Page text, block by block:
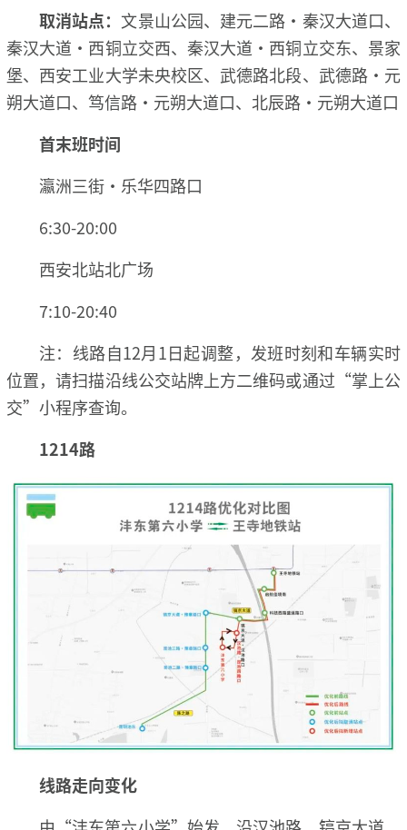
取消站点： 文景山公园、建元二路·秦汉大道口、
秦汉大道·西铜立交西、秦汉大道·西铜立交东、景家
堡、西安工业大学未央校区、武德路北段、武德路·元
朔大道口、笃信路·元朔大道口、北辰路·元朔大道口
首末班时间
瀛洲三街·乐华四路口
6:30-20:00
西安北站北广场
7:10-20:40
注：线路自12月1日起调整，发班时刻和车辆实时
位置，请扫描沿线公交站牌上方二维码或通过“掌上公
交”小程序查询。
1214路
线路走向变化